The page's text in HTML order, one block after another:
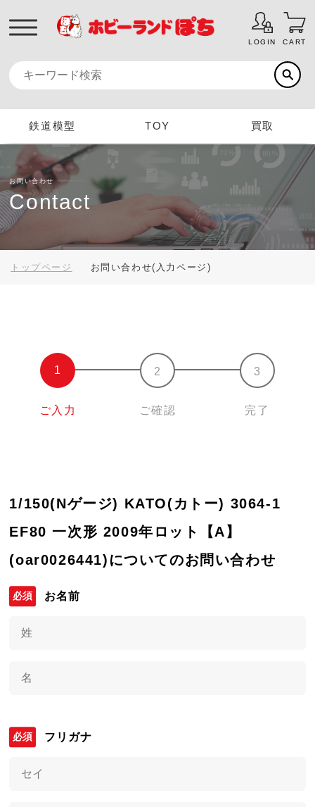
LOGIN CART
鉄道模型 TOY 買取
お問い合わせ
Contact
トップページ お問い合わせ(入力ページ)
ご入力 ご確認 完了
1/150(Nゲージ) KATO(カトー) 3064-1
EF80 一次形 2009年ロット【A】
(oar0026441)についてのお問い合わせ
お名前
フリガナ